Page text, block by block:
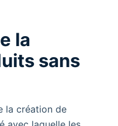
la
sans
la création de